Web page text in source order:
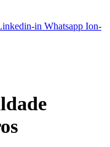
in Whatsapp Ion-